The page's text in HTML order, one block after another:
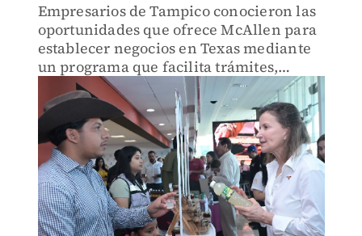
Empresarios de Tampico conocieron las
oportunidades que ofrece McAllen para
establecer negocios en Texas mediante
un programa que facilita trámites,
reduce costos e impulsa la
internacionalización de las empresas.